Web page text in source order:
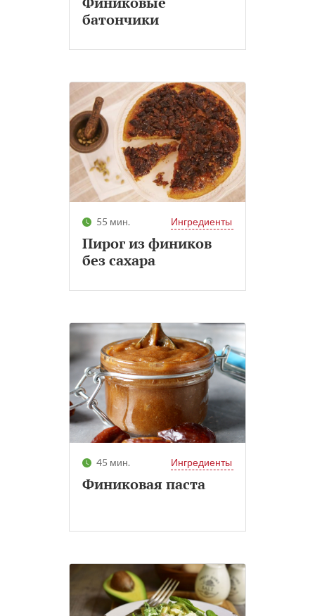
батончики
55 мин. Ингредиенты
Пирог из фиников
без сахара
45 мин. Ингредиенты
Финиковая паста